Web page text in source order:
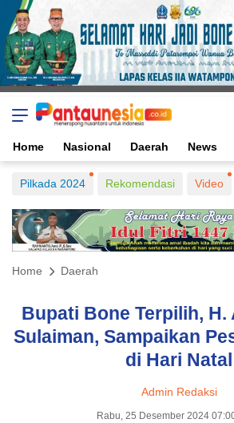
Home Nasional Daerah News
Pilkada 2024 Rekomendasi Video
Home Daerah
Bupati Bone Terpilih, H.
Sulaiman, Sampaikan
di Hari Natal
Admin Redaksi
Rabu, 25 Desember 2024